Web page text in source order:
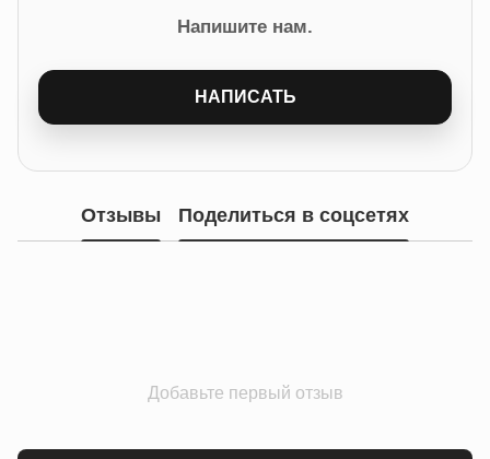
Напишите нам.
НАПИСАТЬ
Отзывы Поделиться в соцсетях
Добавьте первый отзыв